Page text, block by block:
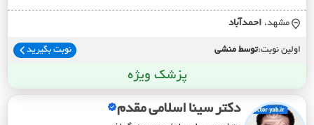
مشهد، احمدآباد
اولین نوبت:توسط منشی نوبت بگیرید
پزشک ویژه
دکتر سینا اسلامی مقدم